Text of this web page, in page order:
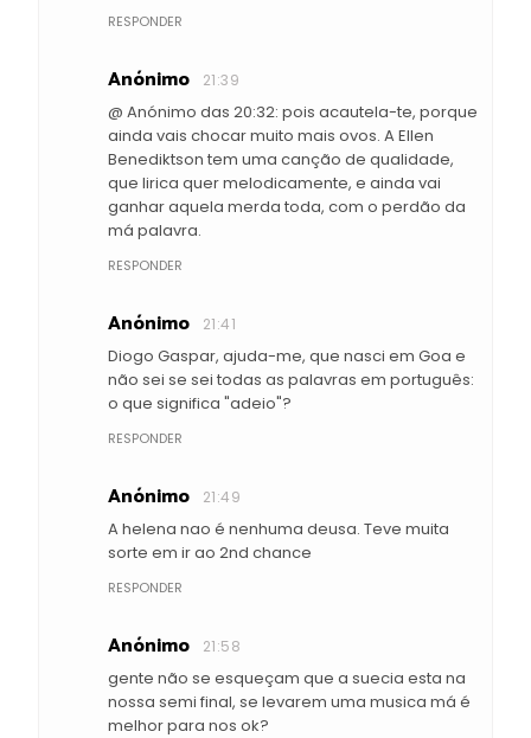
RESPONDER
Anónimo 21:39
@ Anónimo das 20:32: pois acautela-te, porque
ainda vais chocar muito mais ovos. A Ellen
Benediktson tem uma canção de qualidade,
que lirica quer melodicamente, e ainda vai
ganhar aquela merda toda, com o perdão da
má palavra.
RESPONDER
Anónimo 21:41
Diogo Gaspar, ajuda-me, que nasci em Goa e
não sei se sei todas as palavras em português:
o que significa "adeio"?
RESPONDER
Anónimo 21:49
A helena nao é nenhuma deusa. Teve muita
sorte em ir ao 2nd chance
RESPONDER
Anónimo 21:58
gente não se esqueçam que a suecia esta na
nossa semi final, se levarem uma musica má é
melhor para nos ok?